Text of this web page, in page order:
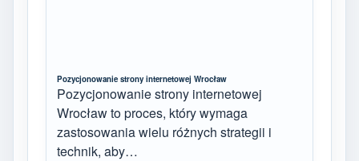
Pozycjonowanie strony internetowej Wrocław
Pozycjonowanie strony internetowej
Wrocław to proces, który wymaga
zastosowania wielu różnych strategii i
technik, aby…